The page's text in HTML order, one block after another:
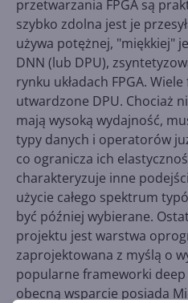
przetwarzania FPGA są
szybko zdolna jest je
używa potężnej, "miękkiej"
DNN (lub DPU),
rynku układach FPGA.
utwardzone DPU. Chociaż
mają wysoką wydajność,
typy danych i operatorów
co ogranicza ich
charakteryzuje inne
użycie całego spektrum
być później wybierane.
projektu jest warstwa
zaprojektowana z myślą o
popularne frameworki
obecną wsparcie posiada